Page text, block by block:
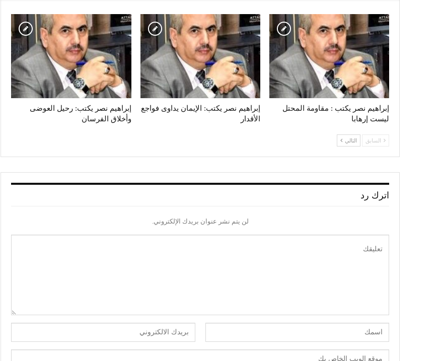
إبراهيم نصر يكتب : مقاومة المحتل
ليست إرهابا
إبراهيم نصر يكتب: الإيمان يداوى فواجع
الأقدار
إبراهيم نصر يكتب: رحيل العوضى
وأخلاق الفرسان
السابق التالي
اترك رد
لن يتم نشر عنوان بريدك الإلكتروني.